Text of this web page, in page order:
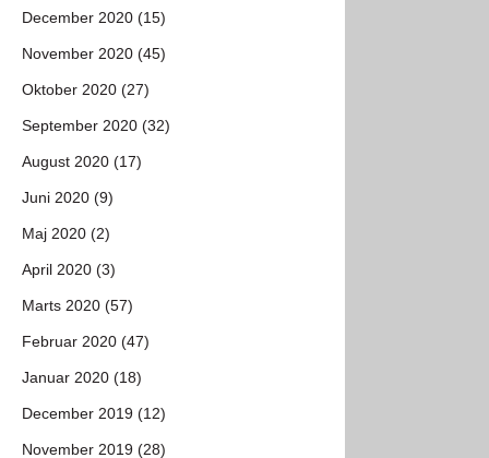
December 2020 (15)
November 2020 (45)
Oktober 2020 (27)
September 2020 (32)
August 2020 (17)
Juni 2020 (9)
Maj 2020 (2)
April 2020 (3)
Marts 2020 (57)
Februar 2020 (47)
Januar 2020 (18)
December 2019 (12)
November 2019 (28)